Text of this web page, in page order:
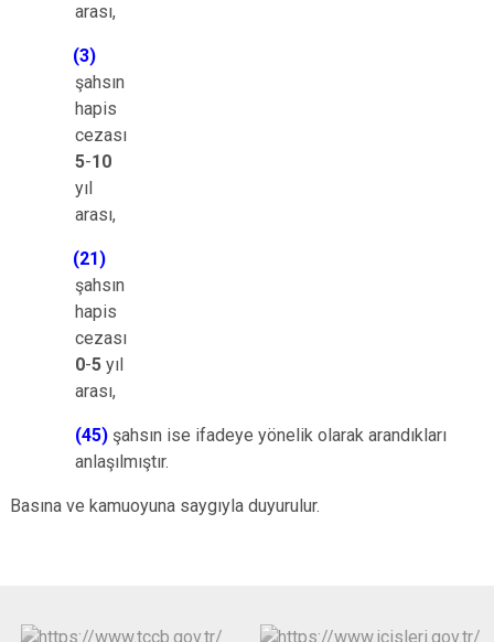
arası,
(3)
şahsın
hapis
cezası
5-10
yıl
arası,
(21)
şahsın
hapis
cezası
0-5 yıl
arası,
(45) şahsın ise ifadeye yönelik olarak arandıkları
anlaşılmıştır.
Basına ve kamuoyuna saygıyla duyurulur.